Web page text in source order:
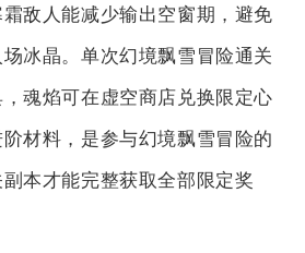
敌人能减少输出空窗期，避免
冰晶。单次幻境飘雪冒险通关
魂焰可在虚空商店兑换限定心
材料，是参与幻境飘雪冒险的
本才能完整获取全部限定奖